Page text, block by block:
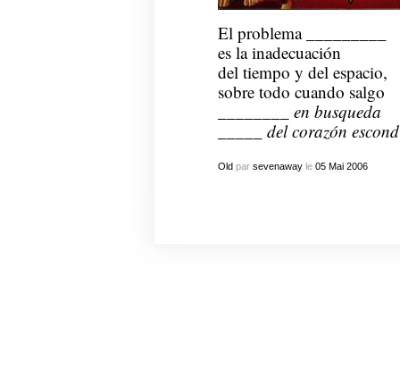
El problema _________
es la inadecuación
del tiempo y del espacio,
sobre todo cuando salgo
en busqueda
del corazón
Old par sevenawayle 05 Mai 2006